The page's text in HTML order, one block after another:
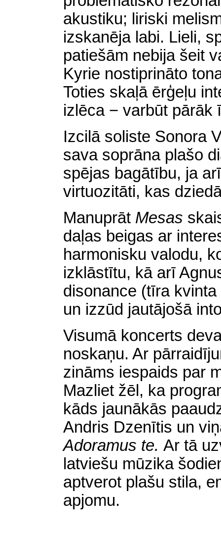
akustiku; liriski
izskanēja labi. Lieli,
patiešām nebija šeit
Kyrie nostiprināto
Toties skaļā ērģeļu
izlēca − varbūt pārāk
Izcilā soliste Sonora
sava soprāna plašo
spējas bagātību, ja
virtuozitāti, kas
Manuprāt Mesas
daļas beigas ar
harmonisku valodu,
izklāstītu, kā arī
disonance (tīra
un izzūd jautājošā
Visumā koncerts
noskaņu. Ar
zināms iespaids par
Mazliet žēl, ka
kāds jaunākās
Andris Dzenītis un
Adoramus te. Ar tā
latviešu mūzika
aptverot plašu stila,
apjomu.